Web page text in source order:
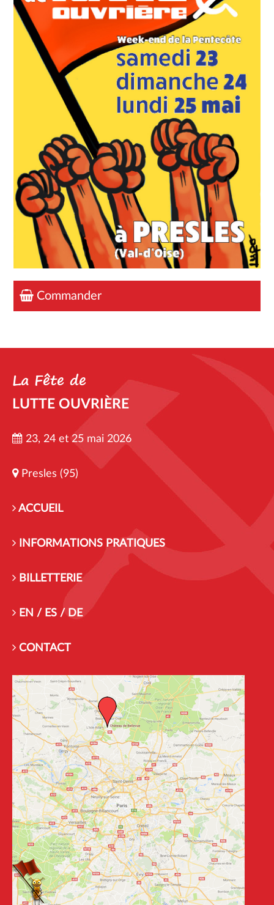
Commander
La Fête de
LUTTE OUVRIÈRE
23, 24 et 25 mai 2026
Presles (95)
ACCUEIL
INFORMATIONS PRATIQUES
BILLETTERIE
EN / ES / DE
CONTACT